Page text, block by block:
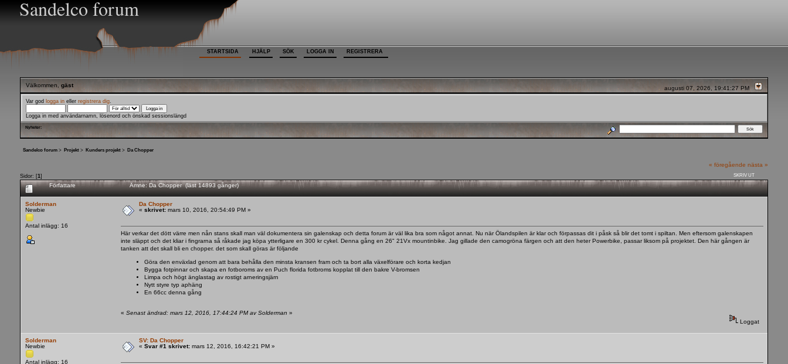
Sandelco forum
STARTSIDA HJÄLP SÖK LOGGA IN REGISTRERA
augusti 07, 2026, 19:41:27 PM
Välkommen,gäst
Var god logga in ellerregistrera dig
Logga in med användarnamn, lösenord och önskad sessionslängd
Nyheter:
Sandelco forum > Projekt > Kunders projekt > Da Chopper
« föregående nästa »
Sidor: [1] SKRIV UT
Författare Ämne: Da Chopper (läst 14893 gånger)
Solderman
Newbie
Antal inlägg: 16
Da Chopper
«skrivet: mars 10, 2016, 20:54:49 PM »
Här verkar det dött värre men nån stans skall man väl dokumentera sin galenskap och detta forum är väl lika bra som något annat. Nu när Ölandspilen är klar och förpassas dit i påsk så blir det tomt i spiltan. Men eftersom galenskapen
inte släppt och det kliar i fingrarna så råkade jag köpa ytterligare en 300 kr cykel. Denna gång en 26" 21Vx mountinbike. Jag gillade den camogröna färgen och att den heter Powerbike, passar liksom på projektet. Den här gången är
tanken att det skall bli en chopper. det som skall göras är följande
Göra den enväxlad genom att bara behålla den minsta kransen fram och ta bort alla växelförare och korta kedjan
Bygga fotpinnar och skapa en fotboroms av en Puch florida fotbroms kopplat till den bakre V-bromsen
Limpa och högt änglastag av rostigt arneringsjärn
Nytt styre typ aphäng
En 66cc denna gång
«Senast ändrad: mars 12, 2016, 17:44:24 PM av Solderman »
Loggat
Solderman
Newbie
Antal inlägg: 16
SV: Da Chopper
«Svar #1 skrivet: mars 12, 2016, 16:42:21 PM »